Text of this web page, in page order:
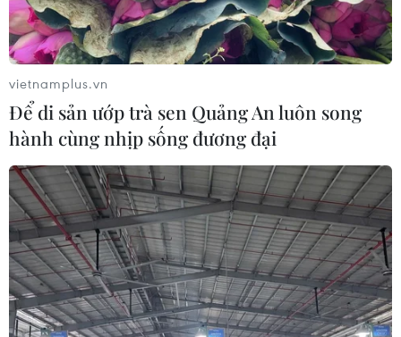
vietnamplus.vn
Để di sản ướp trà sen Quảng An luôn song
hành cùng nhịp sống đương đại